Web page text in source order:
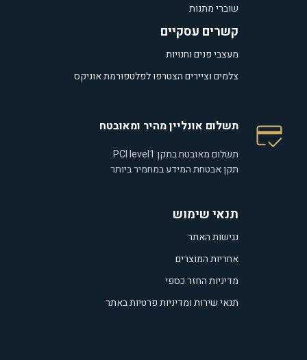
שוברי מתנות
קשרים עסקיים
מעצבי פנים וחנויות
צלמים וציירים הצטרפו לפלטפורמת אוניקס
תשלום אונליין מהיר ומאובטח
תשלום מאובטח בתקן PCI level1
תקן אבטחת המידע במחמיר ביותר
תנאי שימוש
נגישות האתר
אחריות המוצרים
מדיניות החזר כספי
תנאי שירות ומדיניות פרטיות באתר